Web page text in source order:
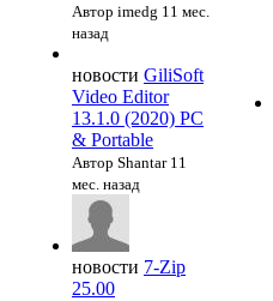
Автор imedg 11 мес.
назад
новости GiliSoft
Video Editor
13.1.0 (2020) PC
& Portable
Автор Shantar 11
мес. назад
новости 7-Zip
25.00